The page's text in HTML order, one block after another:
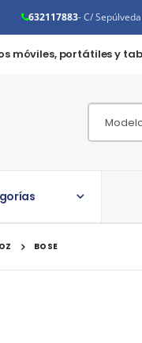
632117883- C/
móviles, portátiles y
BOSE